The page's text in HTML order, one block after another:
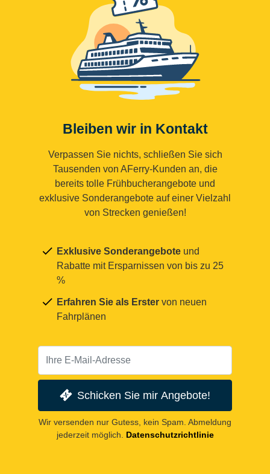
Bleiben wir in Kontakt
Verpassen Sie nichts, schließen Sie sich
Tausenden von AFerry-Kunden an, die
bereits tolle Frühbucherangebote und
exklusive Sonderangebote auf einer Vielzahl
von Strecken genießen!
Exklusive Sonderangebote und
Rabatte mit Ersparnissen von bis zu 25
%
Erfahren Sie als Erster von neuen
Fahrplänen
Schicken Sie mir Angebote!
Wir versenden nur Gutess, kein Spam. Abmeldung
jederzeit möglich.
Datenschutzrichtlinie